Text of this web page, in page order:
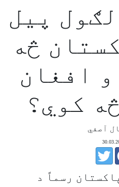
پيل
څه
افغان
کوي؟
آصفي
رسماً د